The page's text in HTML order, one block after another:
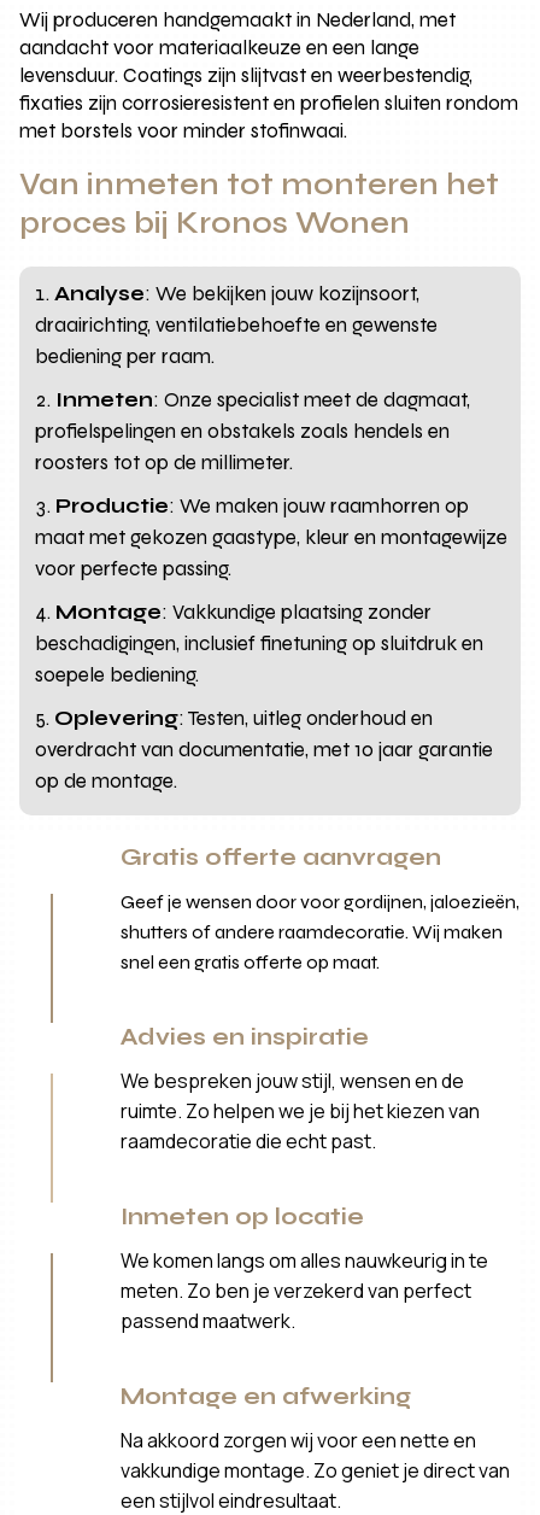
Wij produceren handgemaakt in Nederland, met
aandacht voor materiaalkeuze en een lange
levensduur. Coatings zijn slijtvast en weerbestendig,
fixaties zijn corrosieresistent en profielen sluiten rondom
met borstels voor minder stofinwaai.
Van inmeten tot monteren het
proces bij Kronos Wonen
Analyse: We bekijken jouw kozijnsoort,
draairichting, ventilatiebehoefte en gewenste
bediening per raam.
Inmeten: Onze specialist meet de dagmaat,
profielspelingen en obstakels zoals hendels en
roosters tot op de millimeter.
Productie: We maken jouw raamhorren op
maat met gekozen gaastype, kleur en montagewijze
voor perfecte passing.
Montage: Vakkundige plaatsing zonder
beschadigingen, inclusief finetuning op sluitdruk en
soepele bediening.
Oplevering: Testen, uitleg onderhoud en
overdracht van documentatie, met 10 jaar garantie
op de montage.
Gratis offerte aanvragen
Geef je wensen door voor gordijnen, jaloezieën,
shutters of andere raamdecoratie. Wij maken
snel een gratis offerte op maat.
Advies en inspiratie
We bespreken jouw stijl, wensen en de
ruimte. Zo helpen we je bij het kiezen van
raamdecoratie die echt past.
Inmeten op locatie
We komen langs om alles nauwkeurig in te
meten. Zo ben je verzekerd van perfect
passend maatwerk.
Montage en afwerking
Na akkoord zorgen wij voor een nette en
vakkundige montage. Zo geniet je direct van
een stijlvol eindresultaat.